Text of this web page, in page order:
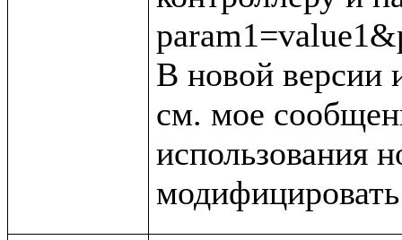
В новой версии
см. мое
использования